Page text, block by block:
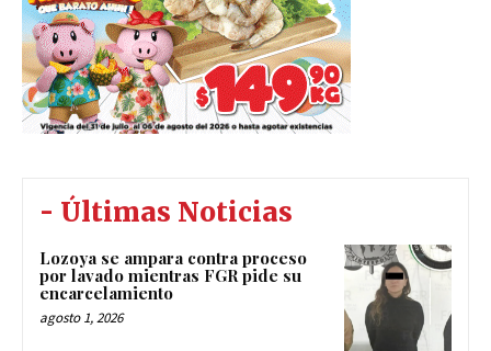
- Últimas Noticias
Lozoya se ampara contra proceso
por lavado mientras FGR pide su
encarcelamiento
agosto 1, 2026